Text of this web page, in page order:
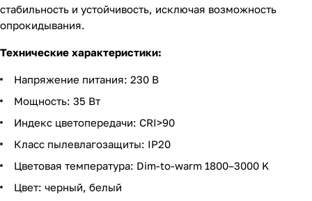
стабильность и устойчивость, исключая возможность
опрокидывания.
Технические характеристики:
Напряжение питания: 230 В
Мощность: 35 Вт
Индекс цветопередачи: CRI>90
Класс пылевлагозащиты: IP20
Цветовая температура: Dim-to-warm 1800–3000 K
Цвет: черный, белый